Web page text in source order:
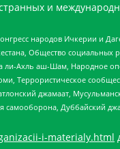
и
народов Ичкерии и
Общество
ли-Ахль аш-Шам,
Террористическое
джамаат,
самооборона, Дуббайский
i-materialy.html